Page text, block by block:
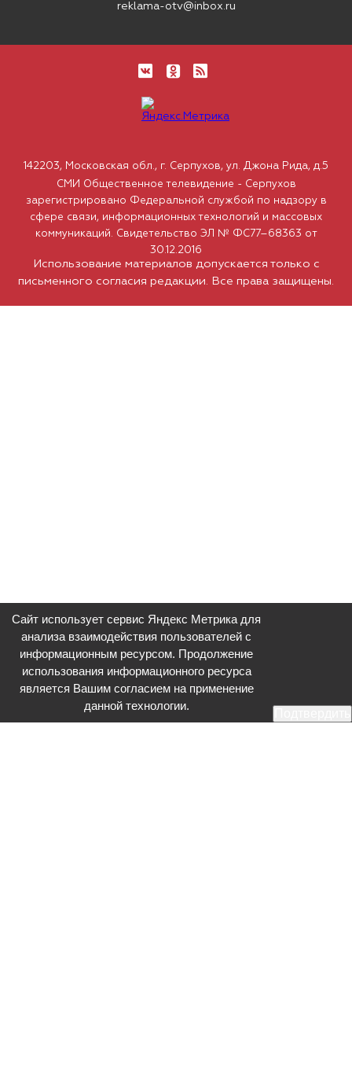
reklama-otv@inbox.ru
Использование материалов допускается только с
письменного согласия редакции. Все права защищены.
142203, Московская обл., г. Серпухов, ул. Джона Рида, д.5
СМИ Общественное телевидение - Серпухов
зарегистрировано Федеральной службой по надзору в
сфере связи, информационных технологий и массовых
коммуникаций. Свидетельство ЭЛ № ФС77–68363 от
30.12.2016
Сайт использует сервис Яндекс Метрика для
анализа взаимодействия пользователей с
информационным ресурсом. Продолжение
использования информационного ресурса
является Вашим согласием на применение
данной технологии.